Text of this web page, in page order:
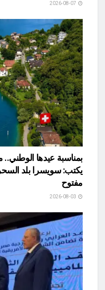
بمناسبة عيدها
يكتب: سويسرا بلد
مفتوح